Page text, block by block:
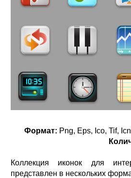
Формат: Png, Eps, Ico, Tif,
Коллекция иконок для
представлен в нескольких